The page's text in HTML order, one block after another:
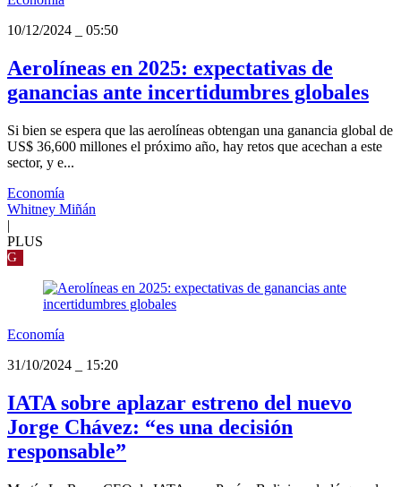
10/12/2024
05:50
Aerolíneas en 2025: expectativas de
ganancias ante incertidumbres globales
Si bien se espera que las aerolíneas obtengan una ganancia global de
US$ 36,600 millones el próximo año, hay retos que acechan a este
sector, y e...
Economía
Whitney Miñán
|
PLUS
G
Economía
31/10/2024
15:20
IATA sobre aplazar estreno del nuevo
Jorge Chávez: “es una decisión
responsable”